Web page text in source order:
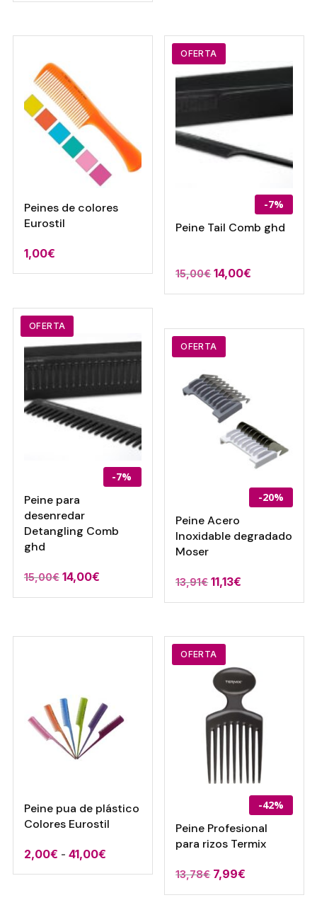
15,73€
desde
Peines de colores
Eurostil
1,00€
OFERTA
-7%
Peine Tail Comb ghd
15,00€ El
precio
era:
15,00€.
14,00€
precio
es:
OFERTA
-7%
Peine para
desenredar
Detangling Comb
ghd
15,00€ El
precio
14,00€El
precio
OFERTA
-20%
Peine Acero
Inoxidable degradado
Moser
13,91€ El
precio
era:
13,91€.
11,13€
precio
es:
Peine pua de plástico
Colores Eurostil
2,00€ - 41,00€Rango
de
OFERTA
-42%
Peine Profesional
para rizos Termix
13,78€ El
precio
7,99€
precio